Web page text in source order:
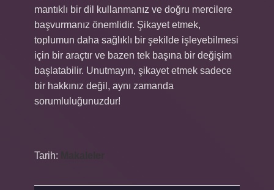
mantıklı bir dil kullanmanız ve doğru mercilere
başvurmanız önemlidir. Şikayet etmek,
toplumun daha sağlıklı bir şekilde işleyebilmesi
için bir araçtır ve bazen tek başına bir değişim
başlatabilir. Unutmayın, şikayet etmek sadece
bir hakkınız değil, aynı zamanda
sorumluluğunuzdur!
Tarih: